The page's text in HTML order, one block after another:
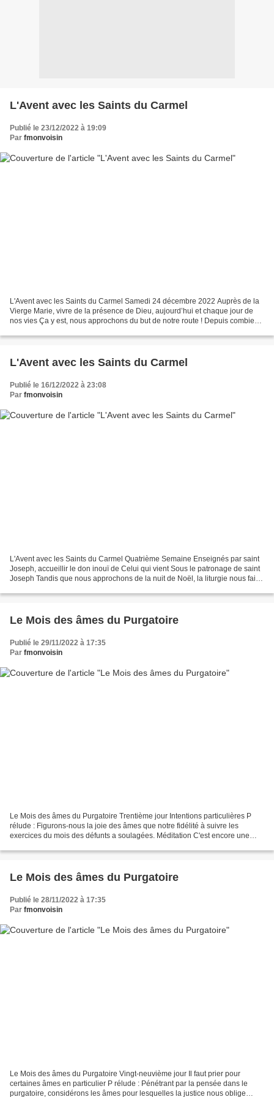
L'Avent avec les Saints du Carmel
Publié le 23/12/2022 à 19:09
Par fmonvoisin
L'Avent avec les Saints du Carmel Samedi 24 décembre 2022 Auprès de la
Vierge Marie, vivre de la présence de Dieu, aujourd’hui et chaque jour de
nos vies Ça y est, nous approchons du but de notre route ! Depuis combien
L'Avent avec les Saints du Carmel
Publié le 16/12/2022 à 23:08
Par fmonvoisin
L'Avent avec les Saints du Carmel Quatrième Semaine Enseignés par saint
Joseph, accueillir le don inouï de Celui qui vient Sous le patronage de saint
Joseph Tandis que nous approchons de la nuit de Noël, la liturgie nous fait
Le Mois des âmes du Purgatoire
Publié le 29/11/2022 à 17:35
Par fmonvoisin
Le Mois des âmes du Purgatoire Trentième jour Intentions particulières P
rélude : Figurons-nous la joie des âmes que notre fidélité à suivre les
exercices du mois des défunts a soulagées. Méditation C'est encore une
Le Mois des âmes du Purgatoire
Publié le 28/11/2022 à 17:35
Par fmonvoisin
Le Mois des âmes du Purgatoire Vingt-neuvième jour Il faut prier pour
certaines âmes en particulier P rélude : Pénétrant par la pensée dans le
purgatoire, considérons les âmes pour lesquelles la justice nous oblige